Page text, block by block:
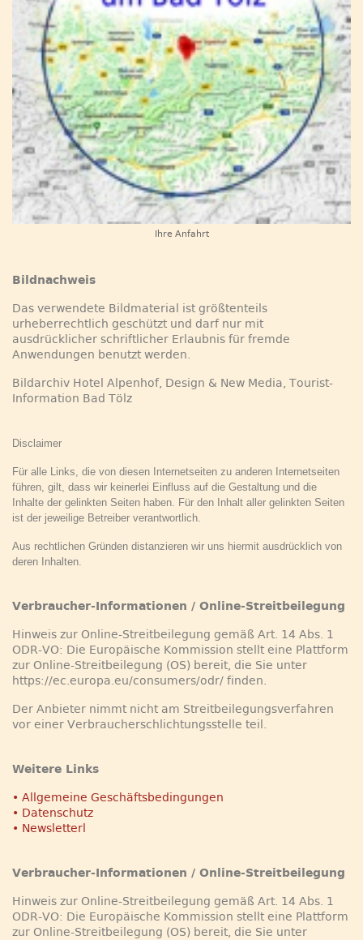
Ihre Anfahrt
Bildnachweis
Das verwendete Bildmaterial ist größtenteils
urheberrechtlich geschützt und darf nur mit
ausdrücklicher schriftlicher Erlaubnis für fremde
Anwendungen benutzt werden.
Bildarchiv Hotel Alpenhof, Design & New Media, Tourist-
Information Bad Tölz
Disclaimer
Für alle Links, die von diesen Internetseiten zu anderen Internetseiten
führen, gilt, dass wir keinerlei Einfluss auf die Gestaltung und die
Inhalte der gelinkten Seiten haben. Für den Inhalt aller gelinkten Seiten
ist der jeweilige Betreiber verantwortlich.
Aus rechtlichen Gründen distanzieren wir uns hiermit ausdrücklich von
deren Inhalten.
Verbraucher-Informationen / Online-Streitbeilegung
Hinweis zur Online-Streitbeilegung gemäß Art. 14 Abs. 1
ODR-VO: Die Europäische Kommission stellt eine Plattform
zur Online-Streitbeilegung (OS) bereit, die Sie unter
https://ec.europa.eu/consumers/odr/ finden.
Der Anbieter nimmt nicht am Streitbeilegungsverfahren
vor einer Verbraucherschlichtungsstelle teil.
Weitere Links
• Allgemeine Geschäftsbedingungen
• Datenschutz
• Newsletterl
Verbraucher-Informationen / Online-Streitbeilegung
Hinweis zur Online-Streitbeilegung gemäß Art. 14 Abs. 1
ODR-VO: Die Europäische Kommission stellt eine Plattform
zur Online-Streitbeilegung (OS) bereit, die Sie unter